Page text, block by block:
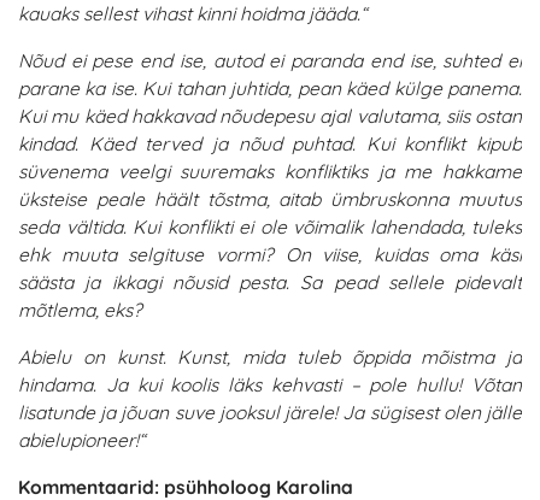
kauaks sellest vihast kinni hoidma jääda.“
Nõud ei pese end ise, autod ei paranda end ise, suhted ei
parane ka ise. Kui tahan juhtida, pean käed külge panema.
Kui mu käed hakkavad nõudepesu ajal valutama, siis ostan
kindad. Käed terved ja nõud puhtad. Kui konflikt kipub
süvenema veelgi suuremaks konfliktiks ja me hakkame
üksteise peale häält tõstma, aitab ümbruskonna muutus
seda vältida. Kui konflikti ei ole võimalik lahendada, tuleks
ehk muuta selgituse vormi? On viise, kuidas oma käsi
säästa ja ikkagi nõusid pesta. Sa pead sellele pidevalt
mõtlema, eks?
Abielu on kunst. Kunst, mida tuleb õppida mõistma ja
hindama. Ja kui koolis läks kehvasti – pole hullu! Võtan
lisatunde ja jõuan suve jooksul järele! Ja sügisest olen jälle
abielupioneer!“
Kommentaarid: psühholoog Karolina